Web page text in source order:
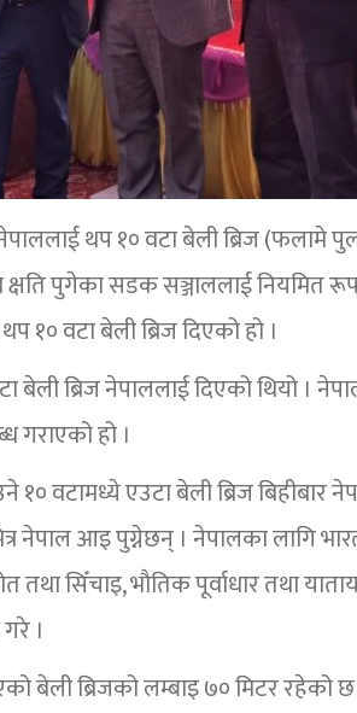
थप १० वटा बेली ब्रिज (फलामे
क्षति पुगेका सडक सञ्जाललाई नियमित
१० वटा बेली ब्रिज दिएको हो ।
बेली ब्रिज नेपाललाई दिएको थियो ।
गराएको हो ।
वटामध्ये एउटा बेली ब्रिज बिहीबार
नेपाल आइ पुग्नेछन् । नेपालका लागि
तथा सिँचाइ, भौतिक पूर्वाधार तथा
।
बेली ब्रिजको लम्बाइ ७० मिटर